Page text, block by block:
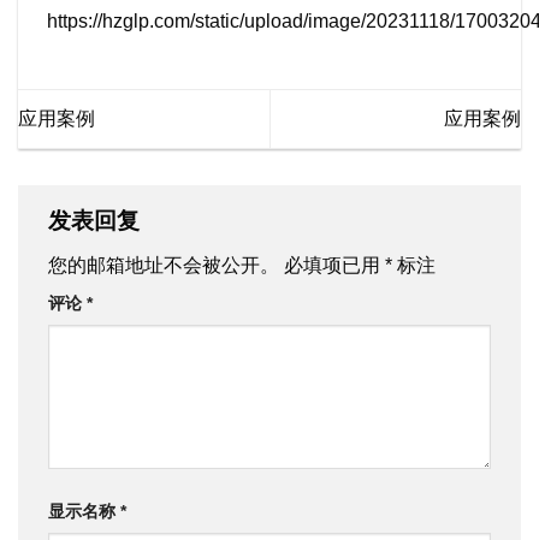
https://hzglp.com/static/upload/image/20231118/
应用案例 应用案例
发表回复
您的邮箱地址不会被公开。 必填项已用 * 标注
评论 *
显示名称*